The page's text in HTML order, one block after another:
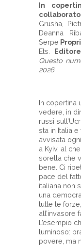
In
Grusha,
Deanna
Serpe
Ets.
Questo
2026
In copertina
vedere, in
russi
sta in Italia e
avvisata
a Kyiv, al
sorella che
bene. Ci
pace del
italiana non
una
tutte le
all’invasore
L’esempio
luminoso:
povere, ma